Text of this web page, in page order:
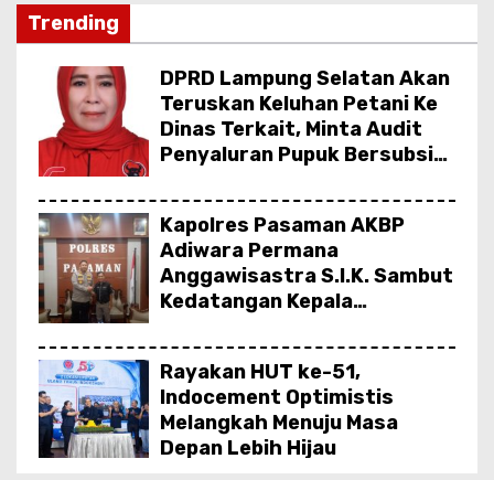
Trending
DPRD Lampung Selatan Akan
Teruskan Keluhan Petani Ke
Dinas Terkait, Minta Audit
Penyaluran Pupuk Bersubsidi
Kapolres Pasaman AKBP
Adiwara Permana
Anggawisastra S.I.K. Sambut
Kedatangan Kepala
Barat
Rayakan HUT ke-51,
Indocement Optimistis
Melangkah Menuju Masa
Depan Lebih Hijau